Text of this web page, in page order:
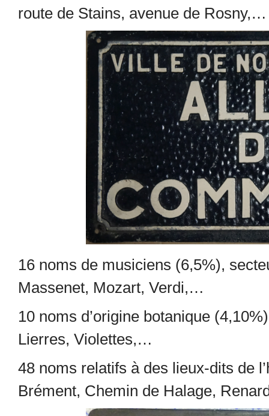
route de Stains, avenue de Rosny,…
16 noms de musiciens (6,5%),
Massenet, Mozart, Verdi,…
10 noms d’origine botanique
Lierres, Violettes,…
48 noms relatifs à des lieux-dits de
Brément, Chemin de Halage,